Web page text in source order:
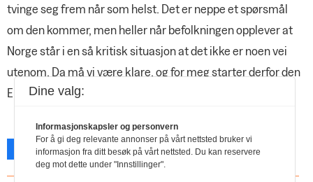
tvinge seg frem når som helst. Det er neppe et spørsmål
om den kommer, men heller når befolkningen opplever at
Norge står i en så kritisk situasjon at det ikke er noen vei
utenom. Da må vi være klare, og for meg starter derfor den
EU-debatten her og nå!
Facebook X Skriv ut
Dine valg:
Informasjonskapsler og personvern
For å gi deg relevante annonser på vårt nettsted bruker vi
informasjon fra ditt besøk på vårt nettsted. Du kan reservere
deg mot dette under "Innstillinger".